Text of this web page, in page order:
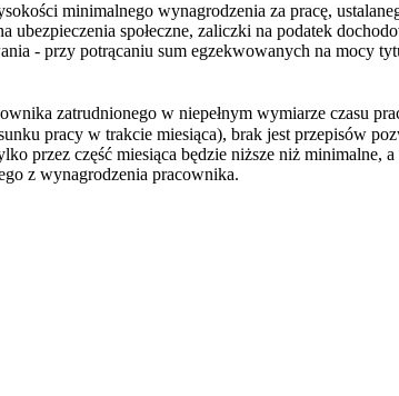
minimalnego wynagrodzenia za pracę,
społeczne, zaliczki na podatek
- przy potrącaniu sum egzekwowanych na mocy
zatrudnionego w niepełnym wymiarze czasu
pracy w trakcie miesiąca), brak jest przepisów
przez część miesiąca będzie niższe niż
z wynagrodzenia pracownika.